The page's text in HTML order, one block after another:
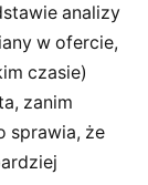
analizy
w ofercie,
czasie)
zanim
sprawia, że